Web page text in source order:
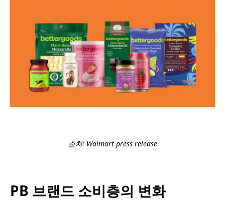
출처: Walmart press release
PB 브랜드 소비층의 변화